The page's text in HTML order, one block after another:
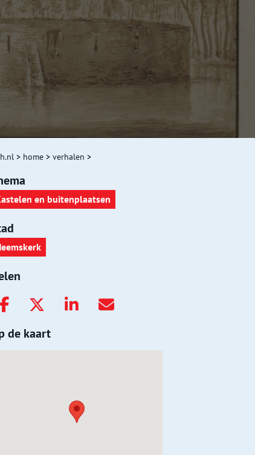
> home > verhalen >
en buitenplaatsen
de kaart